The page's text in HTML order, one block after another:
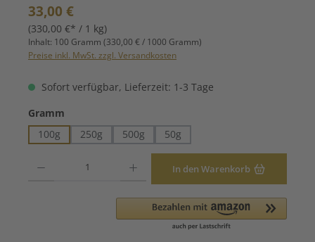
Regulärer Preis:
33,00 €
(330,00 €* / 1 kg)
Inhalt: 100 Gramm (330,00 € / 1000 Gramm)
Preise inkl. MwSt. zzgl. Versandkosten
Sofort verfügbar, Lieferzeit: 1-3 Tage
Gramm
100g
250g 500g 50g
In den Warenkorb